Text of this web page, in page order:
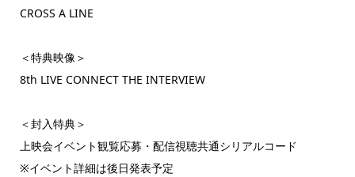
CROSS A LINE
＜特典映像＞
8th LIVE CONNECT THE INTERVIEW
＜封入特典＞
上映会イベント観覧応募・配信視聴共通シリアルコード
※イベント詳細は後日発表予定